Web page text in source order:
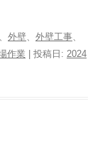
、 外壁、 外壁工事、
作業 | 投稿日: 2024